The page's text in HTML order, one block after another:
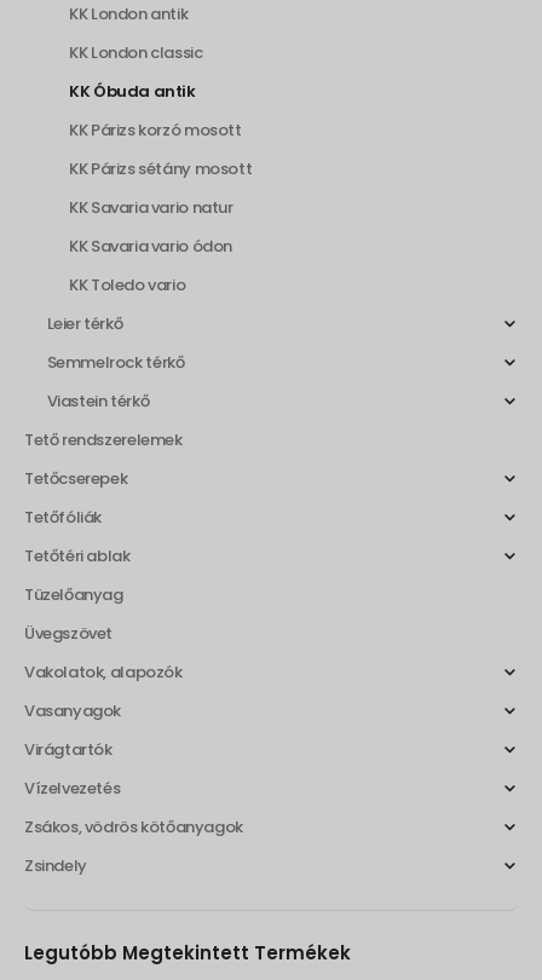
KK London antik
KK London classic
KK Óbuda antik
KK Párizs korzó mosott
KK Párizs sétány mosott
KK Savaria vario natur
KK Savaria vario ódon
KK Toledo vario
Leier térkő
Semmelrock térkő
Viastein térkő
Tető rendszerelemek
Tetőcserepek
Tetőfóliák
Tetőtéri ablak
Tüzelőanyag
Üvegszövet
Vakolatok, alapozók
Vasanyagok
Virágtartók
Vízelvezetés
Zsákos, vödrös kötőanyagok
Zsindely
Legutóbb Megtekintett Termékek